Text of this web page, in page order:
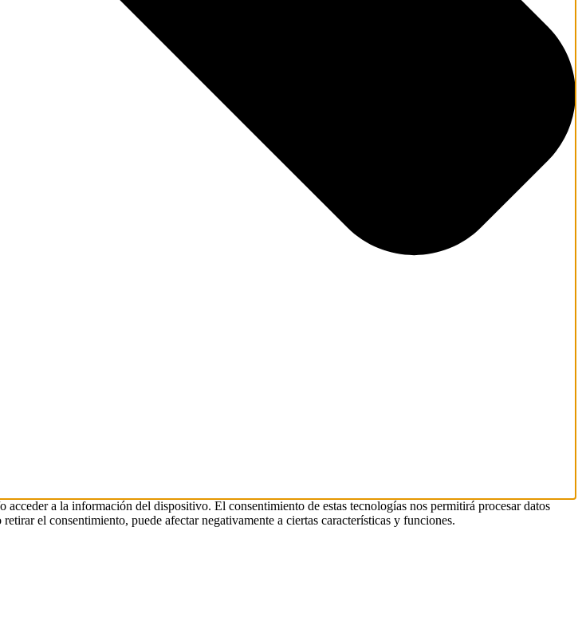
a la información del dispositivo. El consentimiento de estas tecnologías nos permitirá procesar datos
el consentimiento, puede afectar negativamente a ciertas características y funciones.